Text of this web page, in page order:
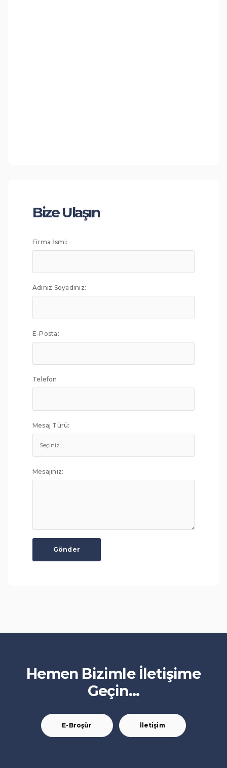
Bize Ulaşın
Firma İsmi:
Adınız Soyadınız:
E-Posta:
Telefon:
Mesaj Türü:
Mesajınız:
Gönder
Hemen Bizimle İletişime
Geçin...
E-Broşür İletişim